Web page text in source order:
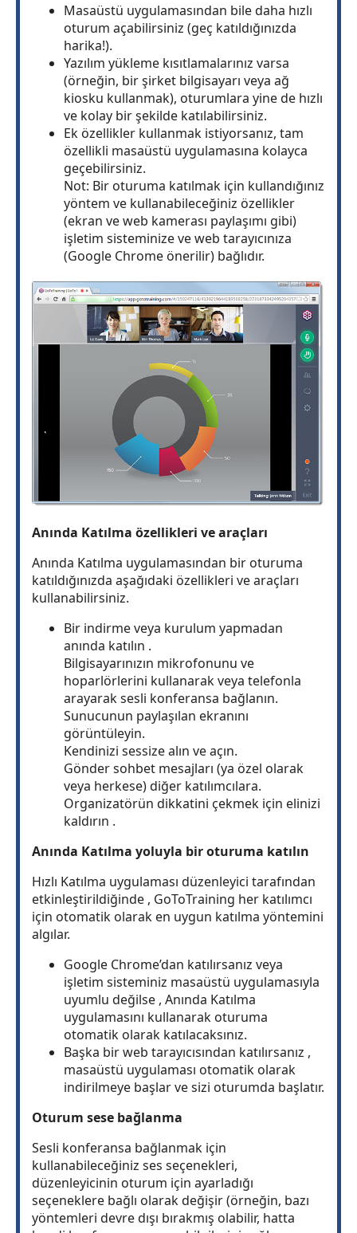
Masaüstü uygulamasından bile daha hızlı
oturum açabilirsiniz (geç katıldığınızda
harika!).
Yazılım yükleme kısıtlamalarınız varsa
(örneğin, bir şirket bilgisayarı veya ağ
kiosku kullanmak), oturumlara yine de hızlı
ve kolay bir şekilde katılabilirsiniz.
Ek özellikler kullanmak istiyorsanız, tam
özellikli masaüstü uygulamasına kolayca
geçebilirsiniz.
Not: Bir oturuma katılmak için kullandığınız
yöntem ve kullanabileceğiniz özellikler
(ekran ve web kamerası paylaşımı gibi)
işletim sisteminize ve web tarayıcınıza
(Google Chrome önerilir) bağlıdır.
Anında Katılma özellikleri ve araçları
Anında Katılma uygulamasından bir oturuma
katıldığınızda aşağıdaki özellikleri ve araçları
kullanabilirsiniz.
Bir indirme veya kurulum yapmadan
anında katılın .
Bilgisayarınızın mikrofonunu ve
hoparlörlerini kullanarak veya telefonla
arayarak sesli konferansa bağlanın.
Sunucunun paylaşılan ekranını
görüntüleyin.
Kendinizi sessize alın ve açın.
Gönder sohbet mesajları (ya özel olarak
veya herkese) diğer katılımcılara.
Organizatörün dikkatini çekmek için elinizi
kaldırın .
Anında Katılma yoluyla bir oturuma katılın
Hızlı Katılma uygulaması düzenleyici tarafından
etkinleştirildiğinde , GoToTraining her katılımcı
için otomatik olarak en uygun katılma yöntemini
algılar.
Google Chrome’dan katılırsanız veya
işletim sisteminiz masaüstü uygulamasıyla
uyumlu değilse , Anında Katılma
uygulamasını kullanarak oturuma
otomatik olarak katılacaksınız.
Başka bir web tarayıcısından katılırsanız ,
masaüstü uygulaması otomatik olarak
indirilmeye başlar ve sizi oturumda başlatır.
Oturum sese bağlanma
Sesli konferansa bağlanmak için
kullanabileceğiniz ses seçenekleri,
düzenleyicinin oturum için ayarladığı
seçeneklere bağlı olarak değişir (örneğin, bazı
yöntemleri devre dışı bırakmış olabilir, hatta